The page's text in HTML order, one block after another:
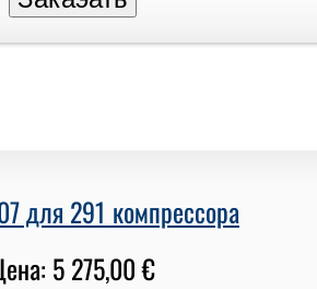
для 291 компрессора
5 275,00 €